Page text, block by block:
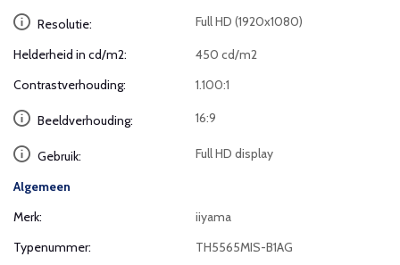
Resolutie: Full HD (1920x1080)
Helderheid in cd/m2:
450 cd/m2
Contrastverhouding:
1.100:1
Beeldverhouding: 16:9
Gebruik: Full HD display
Algemeen
Merk:
iiyama
Typenummer:
TH5565MIS-B1AG